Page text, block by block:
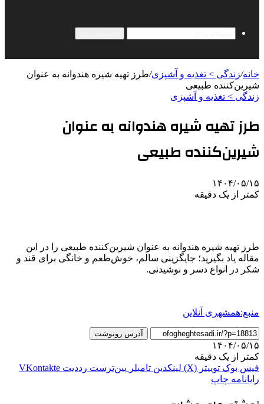
خانه/زندگی > تغذیه و آشپزی/طرز تهیه شیره هندوانه به عنوان
شیرین‌کننده طبیعی
زندگی > تغذیه و آشپزی
طرز تهیه شیره هندوانه به عنوان
شیرین‌کننده طبیعی
۱۴۰۴/۰۵/۱۵
کمتر از یک دقیقه
طرز تهیه شیره هندوانه به عنوان شیرین‌کننده طبیعی را در این
مقاله یاد بگیرید؛ جایگزینی سالم، خوش‌طعم و خانگی برای قند و
شکر در انواع دسر و نوشیدنی.
منبع:همشهری آنلاین
آدرس رونوشت
۱۴۰۴/۰۵/۱۵
کمتر از یک دقیقه
فیس بوک توییتر (X) لینکدین ‫تامبلر ‫پین‌ترست ‫رددیت ‫VKontakte
رایانامه چاپ